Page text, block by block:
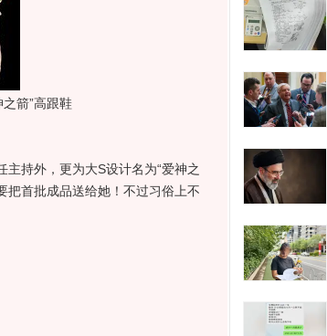
箭”高跟鞋
持外，更为大S设计名为“爱神之
把首批成品送给她！不过习俗上不